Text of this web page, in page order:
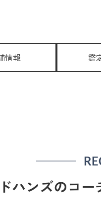
情報 鑑
ハンズのコー